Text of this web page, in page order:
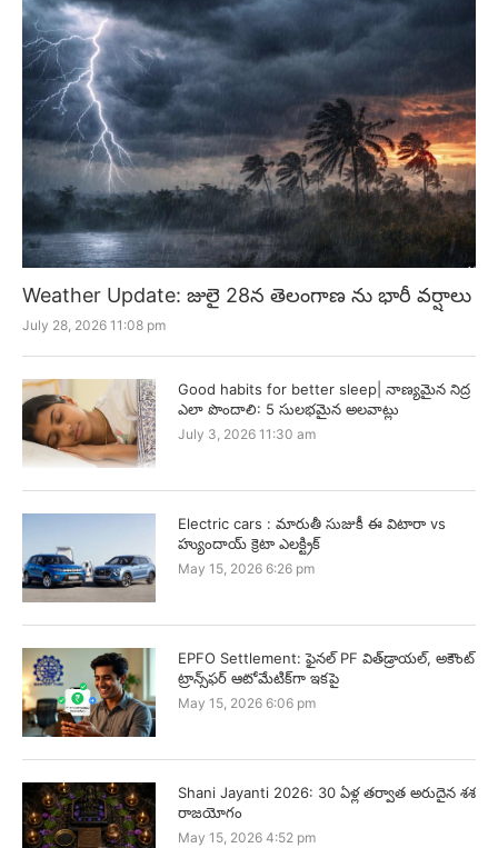
Weather Update: జులై 28న తెలంగాణ ను భారీ వర్షాలు
July 28, 2026 11:08 pm
Good habits for better sleep| నాణ్యమైన నిద్ర
ఎలా పొందాలి: 5 సులభమైన అలవాట్లు
July 3, 2026 11:30 am
Electric cars : మారుతీ సుజుకీ ఈ విటారా vs
హ్యుందాయ్ క్రెటా ఎలక్ట్రిక్
May 15, 2026 6:26 pm
EPFO Settlement: ఫైనల్ PF విత్‌డ్రాయల్, అకౌంట్
ట్రాన్స్‌ఫర్ ఆటోమేటిక్‌గా ఇకపై
May 15, 2026 6:06 pm
Shani Jayanti 2026: 30 ఏళ్ల తర్వాత అరుదైన శశ
రాజయోగం
May 15, 2026 4:52 pm